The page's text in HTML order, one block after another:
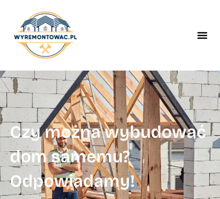
Czy można wybudować
dom samemu?
Odpowiadamy!